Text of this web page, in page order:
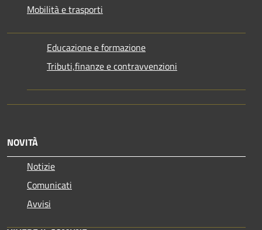
Mobilità e trasporti
Educazione e formazione
Tributi,finanze e contravvenzioni
NOVITÀ
Notizie
Comunicati
Avvisi